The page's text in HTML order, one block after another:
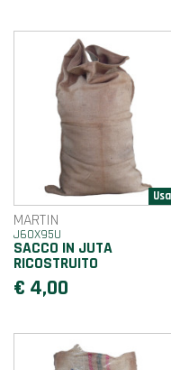
MARTIN
J60X95U
SACCO IN JUTA
RICOSTRUITO
€ 4,00